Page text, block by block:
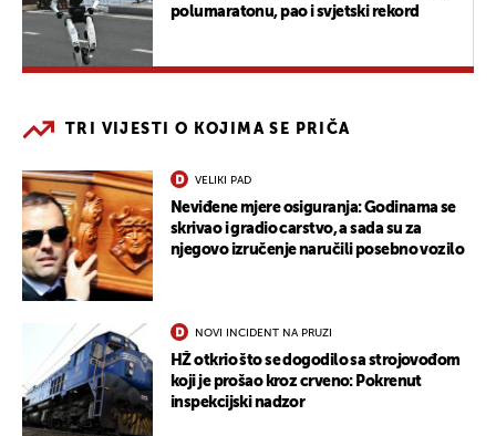
polumaratonu, pao i svjetski rekord
TRI VIJESTI O KOJIMA SE PRIČA
VELIKI PAD
Neviđene mjere osiguranja: Godinama se
skrivao i gradio carstvo, a sada su za
njegovo izručenje naručili posebno vozilo
NOVI INCIDENT NA PRUZI
HŽ otkrio što se dogodilo sa strojovođom
koji je prošao kroz crveno: Pokrenut
inspekcijski nadzor